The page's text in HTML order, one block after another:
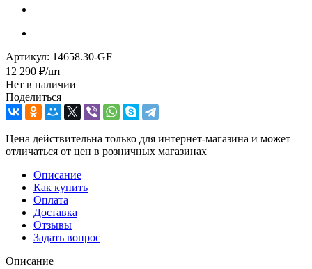
Артикул: 14658.30-GF
12 290 ₽/шт
Нет в наличии
Поделиться
Цена действительна только для интернет-магазина и может
отличаться от цен в розничных магазинах
Описание
Как купить
Оплата
Доставка
Отзывы
Задать вопрос
Описание